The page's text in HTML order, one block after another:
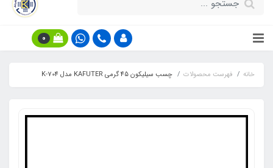
0
خانه فهرست محصولات چسب سیلیکون 45 گرمی KAFUTER مدل K-704